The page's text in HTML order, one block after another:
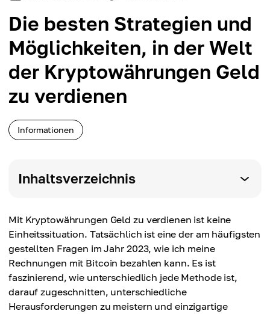
Die besten Strategien und
Möglichkeiten, in der Welt
der Kryptowährungen Geld
zu verdienen
Informationen
Inhaltsverzeichnis
Mit Kryptowährungen Geld zu verdienen ist keine
Einheitssituation. Tatsächlich ist eine der am häufigsten
gestellten Fragen im Jahr 2023, wie ich meine
Rechnungen mit Bitcoin bezahlen kann. Es ist
faszinierend, wie unterschiedlich jede Methode ist,
darauf zugeschnitten, unterschiedliche
Herausforderungen zu meistern und einzigartige